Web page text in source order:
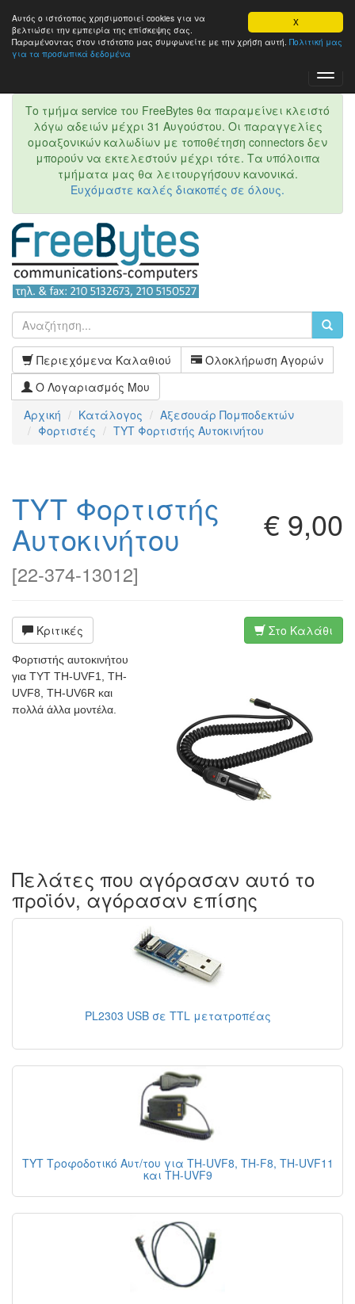
X
Αυτός ο ιστότοπος χρησιμοποιεί cookies για να
βελτιώσει την εμπειρία της επίσκεψης σας.
Παραμένοντας στον ιστότοπo μας συμφωνείτε με την χρήση αυτή. Πολιτική μας
για τα προσωπικά δεδομένα
Το τμήμα service του FreeBytes θα παραμείνει κλειστό
λόγω αδειών μέχρι 31 Αυγούστου. Οι παραγγελίες
ομοαξονικών καλωδίων με τοποθέτηση connectors δεν
μπορούν να εκτελεστούν μέχρι τότε. Τα υπόλοιπα
τμήματα μας θα λειτουργήσουν κανονικά.
Ευχόμαστε καλές διακοπές σε όλους.
Περιεχόμενα Καλαθιού
Ολοκλήρωση Αγορών
Ο Λογαριασμός Μου
Αρχική
Κατάλογος
Αξεσουάρ Πομποδεκτών
Φορτιστές
TYT Φορτιστής Αυτοκινήτου
€ 9,00
TYT Φορτιστής
Αυτοκινήτου
[22-374-13012]
Κριτικές Στο Καλάθι
Φορτιστής αυτοκινήτου
για ΤΥΤ TH-UVF1, TH-
UVF8, TH-UV6R και
πολλά άλλα μοντέλα.
Πελάτες που αγόρασαν αυτό το
προϊόν, αγόρασαν επίσης
PL2303 USB σε TTL μετατροπέας
TYT Τροφοδοτικό Αυτ/του για TH-UVF8, TH-F8, TH-UVF11
και TH-UVF9